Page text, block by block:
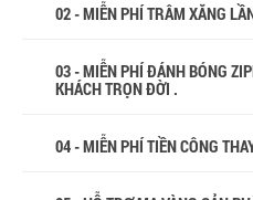
02 - MIỄN PHÍ TRÂM XĂNG
03 - MIỄN PHÍ ĐÁNH BÓNG
KHÁCH TRỌN ĐỜI .
04 - MIỄN PHÍ TIỀN CÔNG